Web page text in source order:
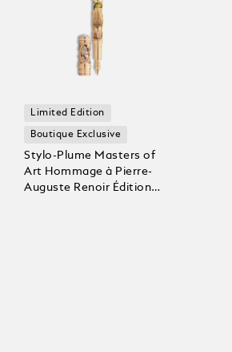
Limited Edition
Boutique Exclusive
Stylo-Plume Masters of
Art Hommage à Pierre-
Auguste Renoir Édition